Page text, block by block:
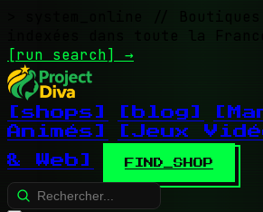
indexées dans toute la France
[run search] →
[shops] [blog]
Animés]
[Jeux
& Web]
FIND_SHOP